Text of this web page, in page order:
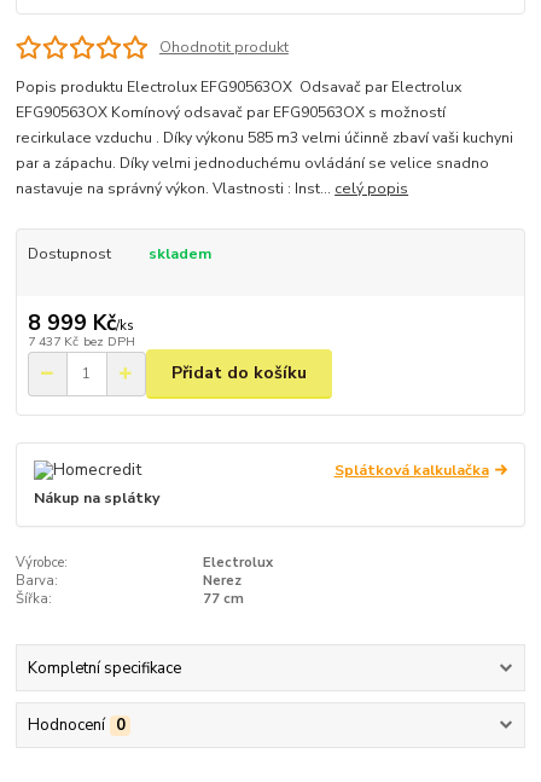
Ohodnotit produkt
Popis produktu Electrolux EFG90563OX Odsavač par Electrolux
EFG90563OX Komínový odsavač par EFG90563OX s možností
recirkulace vzduchu . Díky výkonu 585 m3 velmi účinně zbaví vaši kuchyni
par a zápachu. Díky velmi jednoduchému ovládání se velice snadno
nastavuje na správný výkon. Vlastnosti : Inst... celý popis
Dostupnost skladem
8 999 Kč/ks
7 437 Kč bez DPH
Přidat do košíku
Splátková kalkulačka
Nákup na splátky
Výrobce:
Electrolux
Barva:
Nerez
Šířka:
77 cm
Kompletní specifikace
Hodnocení 0